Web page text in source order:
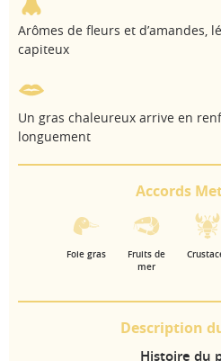
Arômes de fleurs et d’amandes,
capiteux
Un gras chaleureux arrive en
longuement
Accords
Foie gras
Fruits de
mer
Description
Histoire du